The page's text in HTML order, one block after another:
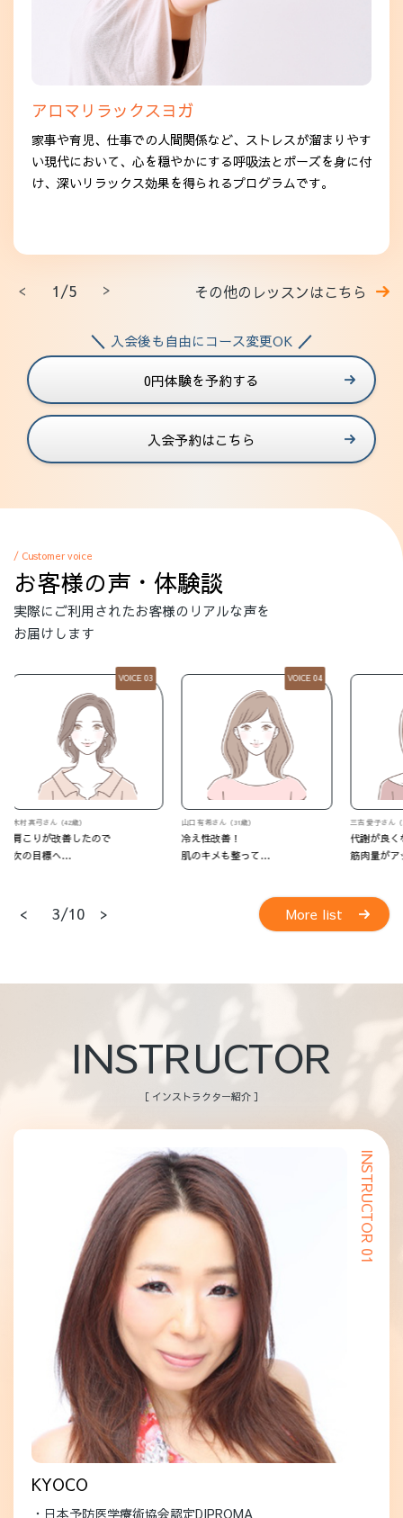
アロマリラックスヨガ
家事や育児、仕事での人間関係など、ストレスが溜まりやす
い現代において、心を穏やかにする呼吸法とポーズを身に付
け、深いリラックス効果を得られるプログラムです。
1/5 その他のレッスンはこちら
入会後も自由にコース変更OK
0円体験を予約する
入会予約はこちら
/ Customer voice
お客様の声・体験談
実際にご利用されたお客様のリアルな声を
お届けします
VOICE 04
山口 有希さん（31歳）
冷え性改善！
肌のキメも整って…
VOICE 05
三吉 愛子さん（37歳）
代謝が良くなって
筋肉量がアップ！
M・Oさん
いつの
4/10
< > More list
INSTRUCTOR
［ インストラクター紹介 ］
INSTRUCTOR 01
KYOCO
・日本予防医学療術協会認定DIPROMA